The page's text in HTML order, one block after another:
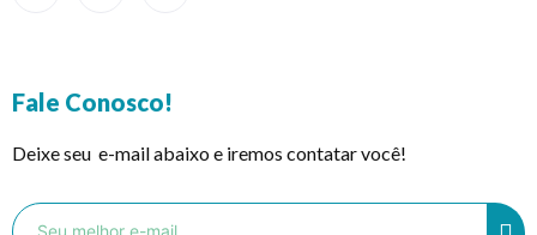
Fale Conosco!
Deixe seu e-mail abaixo e iremos contatar você!